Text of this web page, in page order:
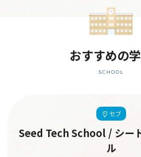
おすすめの
SCHOOL
セブ
Seed Tech School / シー
ル